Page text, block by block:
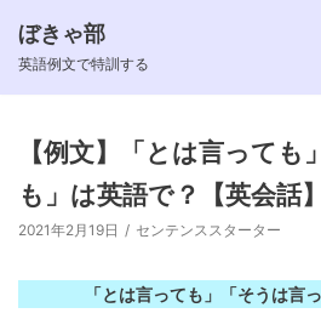
コ
ン
ツ
へ
ス
ッ
プ
ぼきゃ部
英語例文で特訓する
【例文】「とは言っても
も」は英語で？【英会話】
2021年2月19日 センテンススターター
「とは言っても」「そうは言